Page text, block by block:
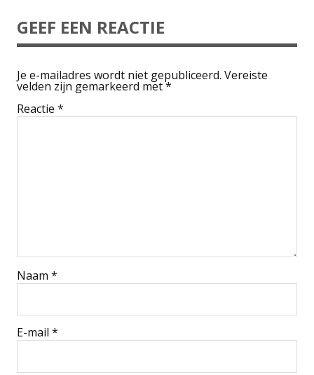
GEEF EEN REACTIE
Je e-mailadres wordt niet gepubliceerd. Vereiste
velden zijn gemarkeerd met*
Reactie *
Naam *
E-mail *